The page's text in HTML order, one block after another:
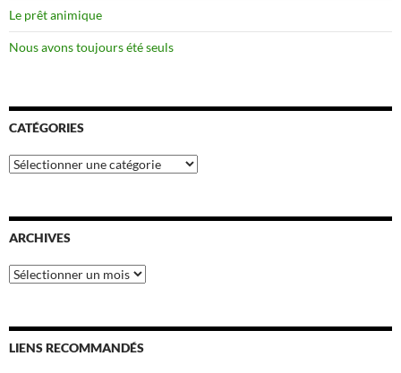
Le prêt animique
Nous avons toujours été seuls
CATÉGORIES
Catégories
ARCHIVES
Archives
LIENS RECOMMANDÉS